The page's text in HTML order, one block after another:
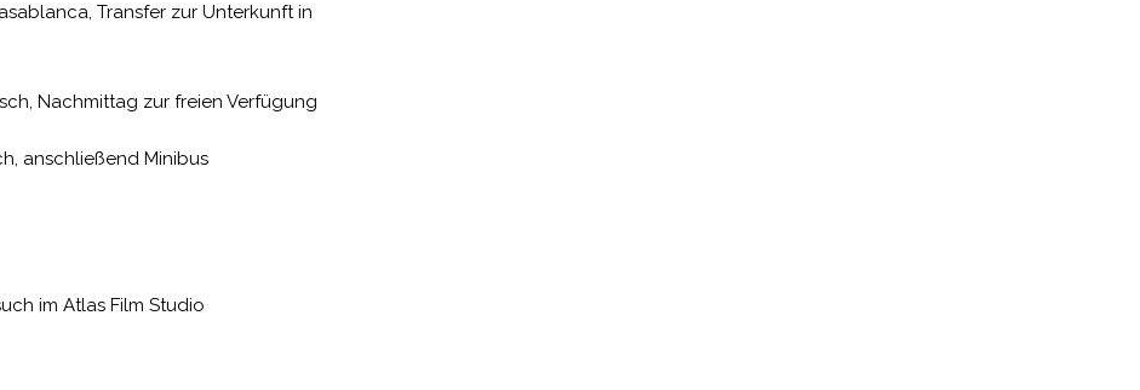
Transfer zur Unterkunft in
Nachmittag zur freien Verfügung
anschließend Minibus
im Atlas Film Studio